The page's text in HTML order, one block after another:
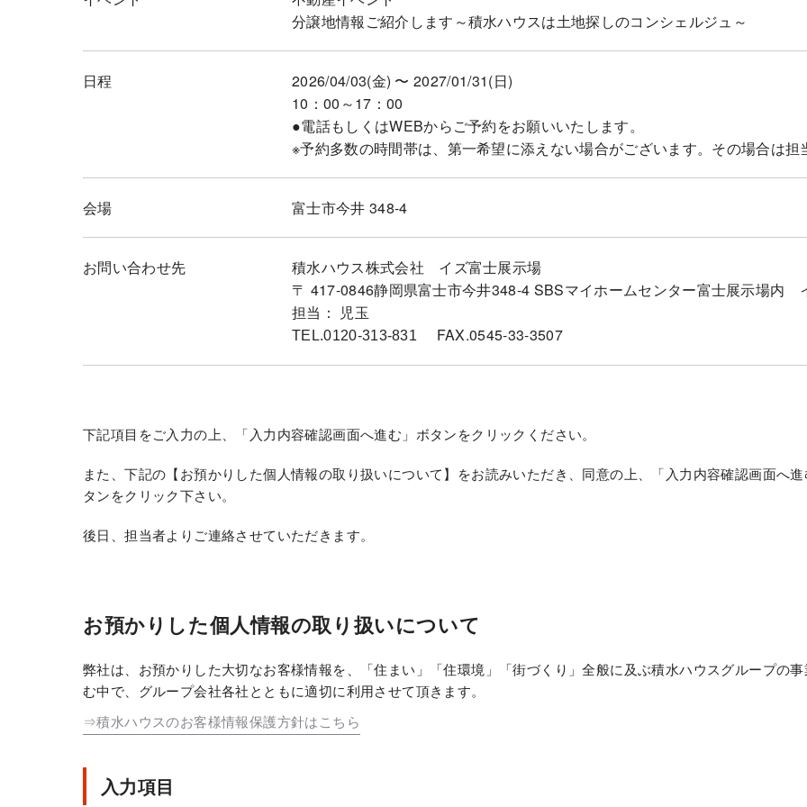
分譲地情報ご紹介します～積水ハウスは土地探しのコンシェルジュ～
日程
2026/04/03(金) 〜 2027/01/31(日)
10：00～17：00
●電話もしくはWEBからご予約をお願いいたします。
※予約多数の時間帯は、第一希望に添えない場合がございます。その場合は担
会場 富士市今井 348-4
お問い合わせ先
積水ハウス株式会社 イズ富士展示場
〒 417-0846静岡県富士市今井348-4 SBSマイホームセンター富士展示場内
担当： 児玉
TEL.0120-313-831 FAX.0545-33-3507
下記項目をご入力の上、「入力内容確認画面へ進む」ボタンをクリックください。
また、下記の【お預かりした個人情報の取り扱いについて】をお読みいただき、同意の上、「入力内容確認画面へ
タンをクリック下さい。
後日、担当者よりご連絡させていただきます。
お預かりした個人情報の取り扱いについて
弊社は、お預かりした大切なお客様情報を、「住まい」「住環境」「街づくり」全般に及ぶ積水ハウスグループの
む中で、グループ会社各社とともに適切に利用させて頂きます。
⇒積水ハウスのお客様情報保護方針はこちら
入力項目